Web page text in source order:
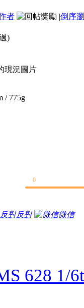
者 |倒序
)
現況圖片
/ 775g
0
反對 微信
628 1/